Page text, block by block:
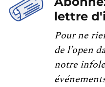
lettre
Pour ne
de l’open
notre